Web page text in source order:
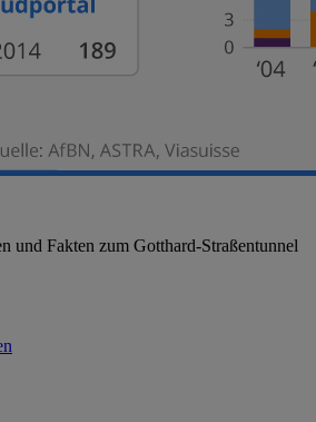
und Fakten zum Gotthard-Straßentunnel